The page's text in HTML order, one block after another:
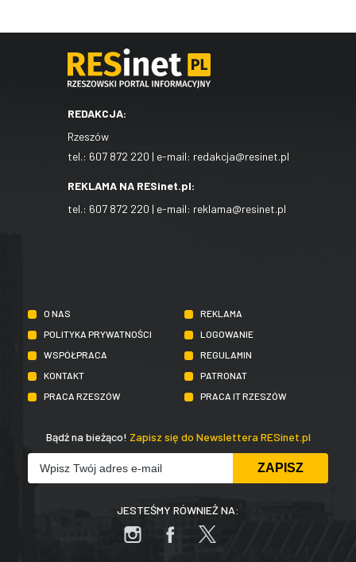
REDAKCJA:
Rzeszów
tel.: 607 872 220 | e-mail: redakcja@resinet.pl
REKLAMA NA RESinet.pl:
tel.: 607 872 220 | e-mail: reklama@resinet.pl
O NAS
REKLAMA
POLITYKA PRYWATNOŚCI
LOGOWANIE
WSPÓŁPRACA
REGULAMIN
KONTAKT
PATRONAT
PRACA RZESZÓW
PRACA IT RZESZÓW
Bądź na bieżąco! Zapisz się do Newslettera RESinet.pl
JESTEŚMY RÓWNIEŻ NA: